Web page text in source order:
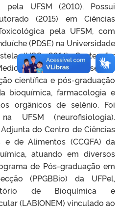
pela UFSM (2010). Possui
(2015) em Ciências
pela UFSM, com
(PDSE) na Universidade
(USC, 2014), Center for
and Chronic Diseases
científica e pós-graduação
bioquímica, farmacologia e
orgânicos de selênio. Foi
UFSM (neurofisiologia).
do Centro de Ciências
e de Alimentos (CCQFA) da
atuando em diversos
de Pós-graduação em
(PPGBBio) da UFPel,
de Bioquímica e
(LABIONEM) vinculado ao